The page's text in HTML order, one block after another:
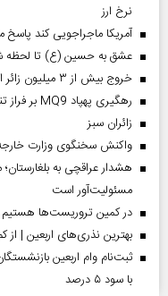
نرخ ارز
آمریکا ماجراجویی کند
عشق به حسین (ع) تا لحظه
خروج بیش از ۳ میلیون زائر از تمام مرز‌های کشور
رهگیری پهپاد MQ9 بر فراز تنگه هرمز
‌زائران سبز
واکنش سخنگوی وزارت خارجه
هشدار عراقچی به
مسئولیت‌آور است
در کمین تروریست‌ها هستیم
بهترین نذری‌های اربعین |
با سود ۵ درصد